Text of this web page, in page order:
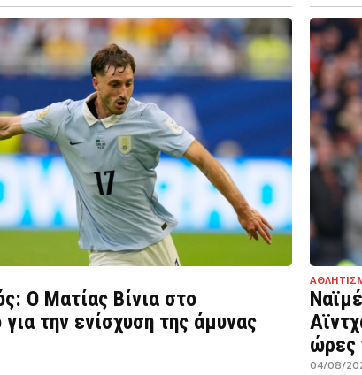
Ο Ματίας Βίνια στο
την ενίσχυση της άμυνας
ώρες
04/08/